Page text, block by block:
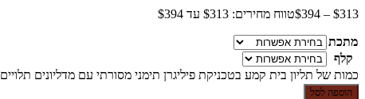
$313
–
$394 טווח מחירים: ⁦$313⁩ עד ⁦$394⁩
מתכת
קלף
כמות של תליון בית קמע בטכניקת פיליגרן תימני מסורתי עם מדליונים תלויים
הוספה לסל